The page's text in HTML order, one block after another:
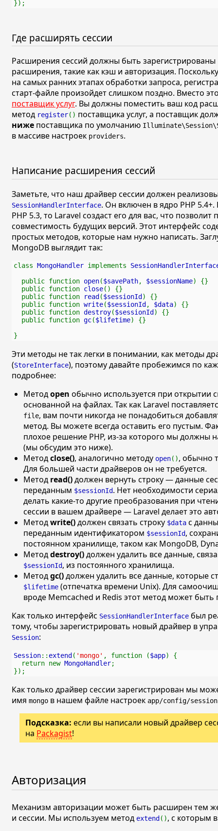
});
Где расширять сессии
Расширения сессий должны быть зарегистрированы
расширения, такие как кэш и авторизация.
на самых ранних этапах обработки запроса,
старт-файле произойдет слишком поздно. Вместо
поставщик услуг. Вы должны поместить ваш код
метод register() поставщика услуг, а поставщик
ниже поставщика по умолчанию
в массиве настроек providers.
Написание расширения сессий
Заметьте, что наш драйвер сессии должен
SessionHandlerInterface. Он включен в ядро PHP 5.4+.
PHP 5.3, то Laravel создаст его для вас, что
совместимость будущих версий. Этот интерфейс
простых методов, которые нам нужно написать.
MongoDB выглядит так:
class MongoHandler implements
public function open($savePath, $sessionName) {}
public function close() {}
public function
read ($sessionId ) {}
public function write($sessionId , $data) {}
public function destroy($sessionId ) {}
public function gc($lifetime) {}
}
Эти методы не так легки в понимании, как методы
(StoreInterface), поэтому давайте пробежимся по
подробнее:
Методopen обычно используется при открытии
основанной на файлах. Так как Laravel
file, вам почти никогда не понадобиться
метод. Вы можете всегда оставить его пустым.
плохое решение PHP, из-за которого мы должны
(мы обсудим это ниже).
Методclose(), аналогично методу open(), обычно
Для большей части драйверов он не требуется.
Метод read()должен вернуть строку — данные
переданным $sessionId. Нет необходимости
делать какие-то другие преобразования при
сессии в вашем драйвере — Laravel делает это
Методwrite()должен связать строку $data с
переданным идентификатором $sessionId,
постоянном хранилище, таком как MongoDB,
Методdestroy()должен удалить все данные,
$sessionId, из постоянного хранилища.
Методgc()должен удалить все данные, которые
$lifetime (отпечатка времени Unix). Для
вроде Memcached и Redis этот метод может быть
Как только интерфейс SessionHandlerInterface был
тому, чтобы зарегистрировать новый драйвер в
Session:
Session:: extend ( 'mongo' , function ($app) {
return new MongoHandler;
});
Как только драйвер сессии зарегистрирован мы
имя mongo в нашем файле настроек app/config/
Подсказка: если вы написали новый драйвер
на Packagist!
Авторизация
Механизм авторизации может быть расширен тем
и сессии. Мы используем метод extend (), с которым